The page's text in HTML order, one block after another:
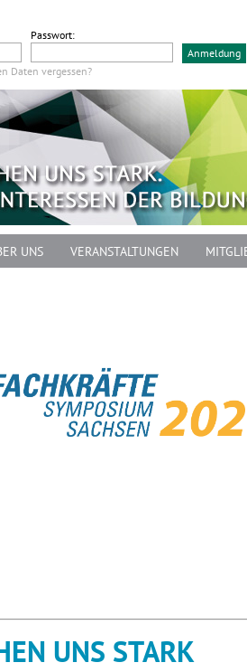
Passwort:
Daten vergessen?
UNS VERANSTALTUNGEN
UNS STARK